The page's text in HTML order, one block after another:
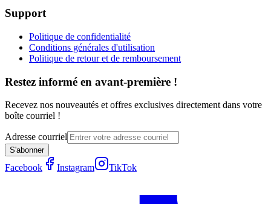
Support
Politique de confidentialité
Conditions générales d'utilisation
Politique de retour et de remboursement
Restez informé en avant-première !
Recevez nos nouveautés et offres exclusives directement dans votre
boîte courriel !
Adresse courriel
S'abonner
Facebook Instagram TikTok